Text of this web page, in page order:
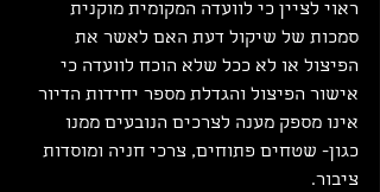
ראוי לציין כי לוועדה המקומית מוקנית
סמכות של שיקול דעת האם לאשר את
הפיצול או לא ככל שלא הוכח לוועדה כי
אישור הפיצול והגדלת מספר יחידות הדיור
אינו מספק מענה לצרכים הנובעים ממנו
כגון- שטחים פתוחים, צרכי חניה ומוסדות
ציבור.